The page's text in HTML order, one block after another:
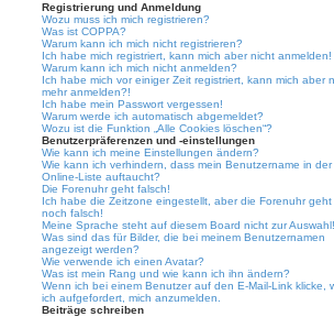
Registrierung und Anmeldung
Wozu muss ich mich registrieren?
Was ist COPPA?
Warum kann ich mich nicht registrieren?
Ich habe mich registriert, kann mich aber nicht anmelden!
Warum kann ich mich nicht anmelden?
Ich habe mich vor einiger Zeit registriert, kann mich aber
mehr anmelden?!
Ich habe mein Passwort vergessen!
Warum werde ich automatisch abgemeldet?
Wozu ist die Funktion „Alle Cookies löschen“?
Benutzerpräferenzen und -einstellungen
Wie kann ich meine Einstellungen ändern?
Wie kann ich verhindern, dass mein Benutzername in der
Online-Liste auftaucht?
Die Forenuhr geht falsch!
Ich habe die Zeitzone eingestellt, aber die Forenuhr geht
noch falsch!
Meine Sprache steht auf diesem Board nicht zur Auswahl!
Was sind das für Bilder, die bei meinem Benutzernamen
angezeigt werden?
Wie verwende ich einen Avatar?
Was ist mein Rang und wie kann ich ihn ändern?
Wenn ich bei einem Benutzer auf den E-Mail-Link klicke,
ich aufgefordert, mich anzumelden.
Beiträge schreiben